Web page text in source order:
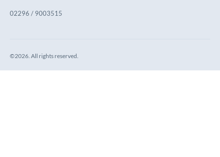
02296 / 9003515
©2026. All rights reserved.